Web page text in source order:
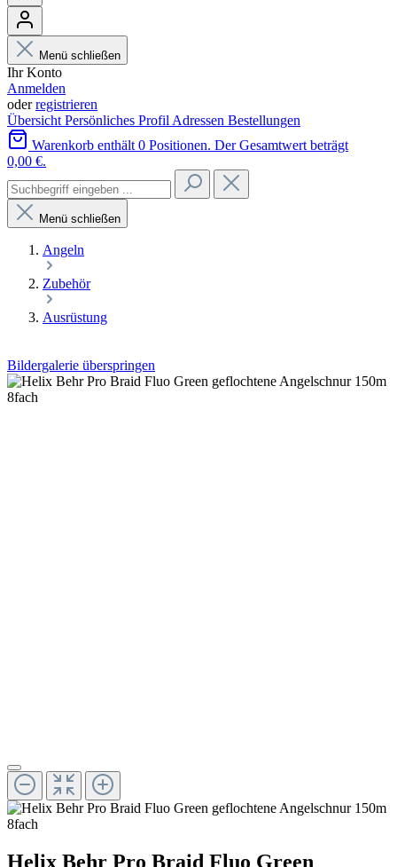
Menü schließen
Ihr Konto
Anmelden
oderregistrieren
Übersicht Persönliches Profil Adressen Bestellungen
Warenkorb enthält 0 Positionen. Der Gesamtwert beträgt
0,00 €.
Menü schließen
Angeln
Zubehör
Ausrüstung
Bildergalerie überspringen
Helix Behr Pro Braid Fluo Green